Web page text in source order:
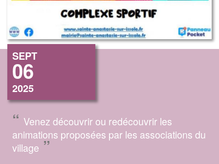
SEPT
06
2025
“ Venez découvrir ou redécouvrir les
animations proposées par les associations du
village”